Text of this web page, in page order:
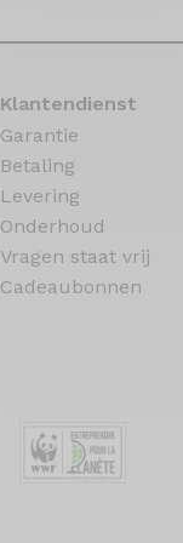
Klantendienst
Garantie
Betaling
Levering
Onderhoud
Vragen staat vrij
Cadeaubonnen